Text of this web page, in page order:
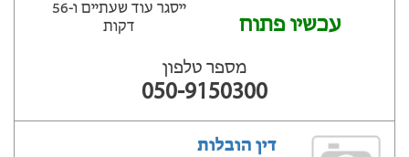
עכשיו פתוח
ייסגר עוד שעתיים ‫ו-56
דקות
מספר טלפון
050-9150300
דין הובלות